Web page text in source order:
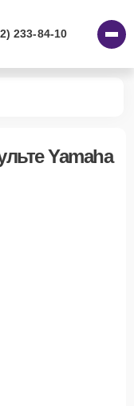
233-84-10
Yamaha